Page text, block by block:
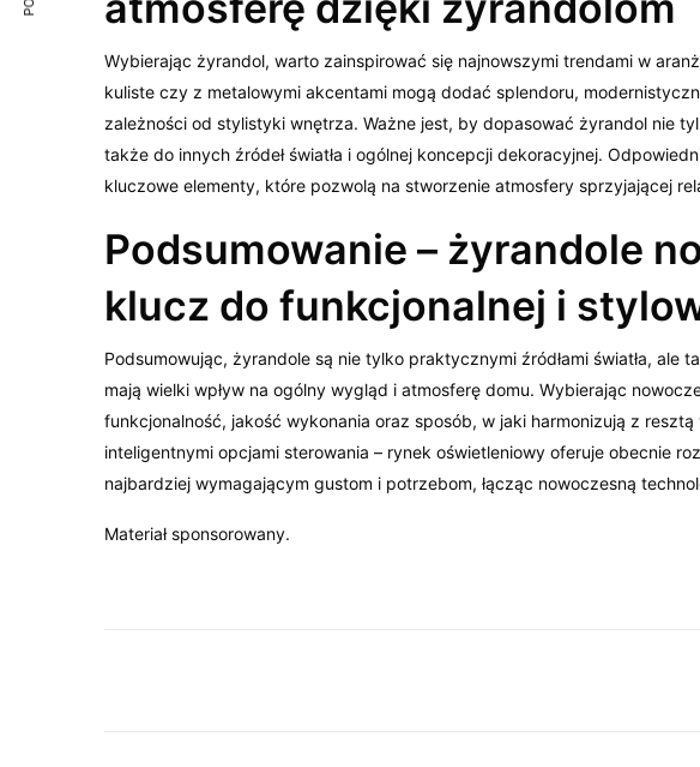
Wybierając żyrandol, warto zainspirować się najnowszymi trendami w
kuliste czy z metalowymi akcentami mogą dodać splendoru,
zależności od stylistyki wnętrza. Ważne jest, by dopasować żyrandol nie
także do innych źródeł światła i ogólnej koncepcji dekoracyjnej.
kluczowe elementy, które pozwolą na stworzenie atmosfery sprzyjającej
Podsumowanie – żyrandole
klucz do funkcjonalnej i
Podsumowując, żyrandole są nie tylko praktycznymi źródłami światła, ale
mają wielki wpływ na ogólny wygląd i atmosferę domu. Wybierając
funkcjonalność, jakość wykonania oraz sposób, w jaki harmonizują z
inteligentnymi opcjami sterowania – rynek oświetleniowy oferuje obecnie
najbardziej wymagającym gustom i potrzebom, łącząc nowoczesną
Materiał sponsorowany.